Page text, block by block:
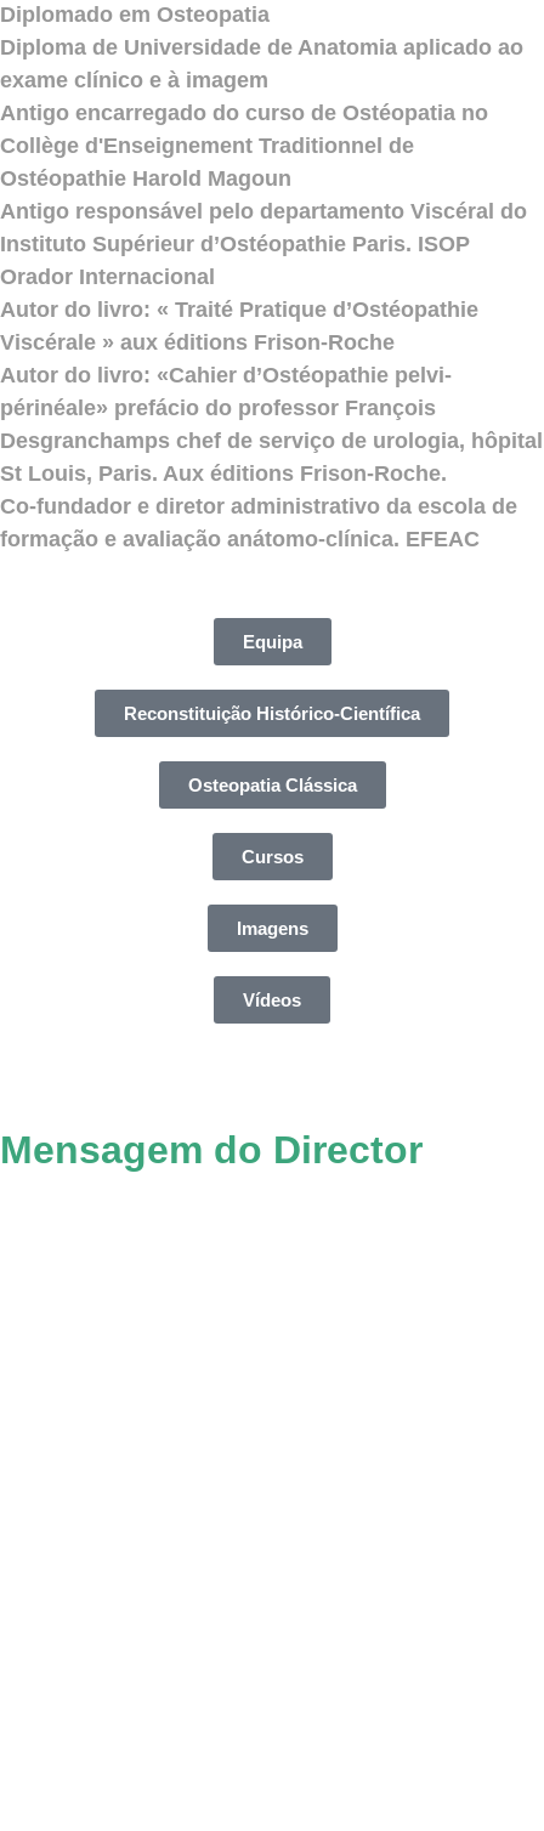
Diplomado em Osteopatia
Diploma de Universidade de Anatomia aplicado ao
exame clínico e à imagem
Antigo encarregado do curso de Ostéopatia no
Collège d'Enseignement Traditionnel de
Ostéopathie Harold Magoun
Antigo responsável pelo departamento Viscéral do
Instituto Supérieur d’Ostéopathie Paris. ISOP
Orador Internacional
Autor do livro: « Traité Pratique d’Ostéopathie
Viscérale » aux éditions Frison-Roche
Autor do livro: «Cahier d’Ostéopathie pelvi-
périnéale» prefácio do professor François
Desgranchamps chef de serviço de urologia, hôpital
St Louis, Paris. Aux éditions Frison-Roche.
Co-fundador e diretor administrativo da escola de
formação e avaliação anátomo-clínica. EFEAC
Equipa
Reconstituição Histórico-Científica
Osteopatia Clássica
Cursos
Imagens
Vídeos
Mensagem do Director